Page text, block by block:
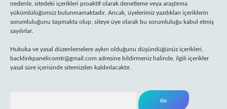
nedenle, sitedeki içerikleri proaktif olarak denetleme veya araştırma
yükümlülüğümüz bulunmamaktadır. Ancak, üyelerimiz yazdıkları içeriklerin
sorumluluğunu taşımakta olup, siteye üye olarak bu sorumluluğu kabul etmiş
sayılırlar.
Hukuka ve yasal düzenlemelere aykırı olduğunu düşündüğünüz içerikleri,
backlinkpanelicomtr@gmail.com adresine bildirmeniz halinde, ilgili içerikler
yasal süre içerisinde sitemizden kaldırılacaktır.